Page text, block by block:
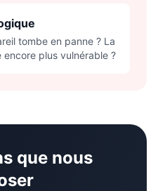
tombe en panne ? La
plus vulnérable ?
que nous